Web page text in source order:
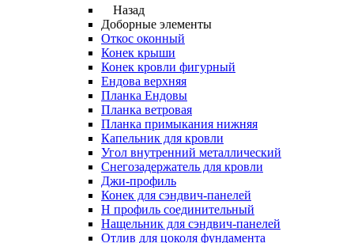
Назад
Доборные элементы
Откос оконный
Конек крыши
Конек кровли фигурный
Ендова верхняя
Планка Ендовы
Планка ветровая
Планка примыкания нижняя
Капельник для кровли
Угол внутренний металлический
Снегозадержатель для кровли
Джи-профиль
Конек для сэндвич-панелей
Н профиль соединительный
Нащельник для сэндвич-панелей
Отлив для цоколя фундамента